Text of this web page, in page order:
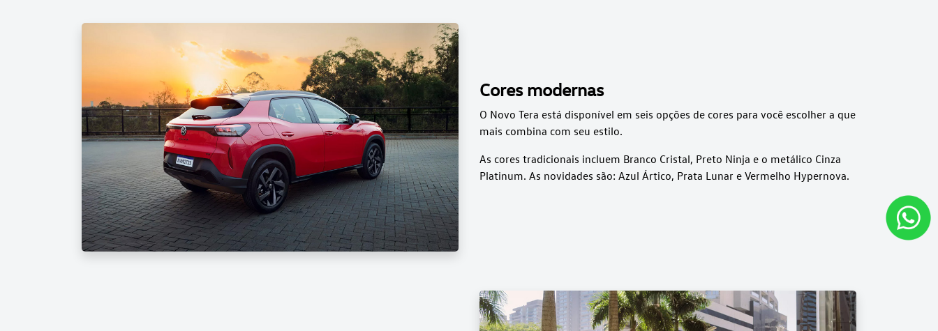
Cores modernas
O Novo Tera está disponível em seis opções de cores para você escolher a que
mais combina com seu estilo.
As cores tradicionais incluem Branco Cristal, Preto Ninja e o metálico Cinza
Platinum. As novidades são: Azul Ártico, Prata Lunar e Vermelho Hypernova.